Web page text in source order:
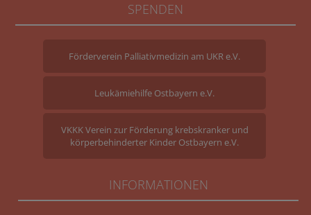
SPENDEN
Förderverein Palliativmedizin am UKR e.V.
Leukämiehilfe Ostbayern e.V.
VKKK Verein zur Förderung krebskranker und
körperbehinderter Kinder Ostbayern e.V.
INFORMATIONEN